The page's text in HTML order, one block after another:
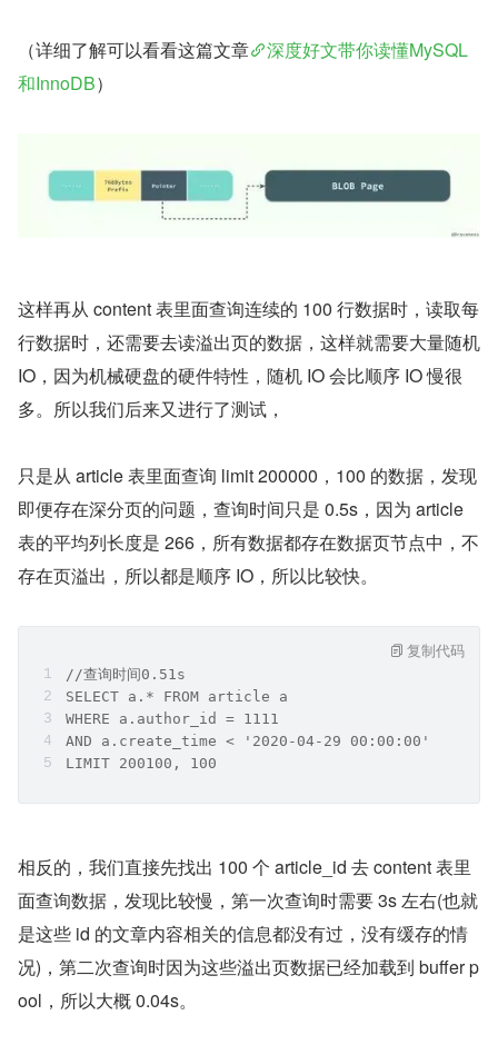
（详细了解可以看看这篇文章
深度好文带你读懂MySQL
和InnoDB）
这样再从 content 表里面查询连续的 100 行数据时，读取每
行数据时，还需要去读溢出页的数据，这样就需要大量随机
IO，因为机械硬盘的硬件特性，随机 IO 会比顺序 IO 慢很
多。所以我们后来又进行了测试，
只是从 article 表里面查询 limit 200000，100 的数据，发现
即便存在深分页的问题，查询时间只是 0.5s，因为 article
表的平均列长度是 266，所有数据都存在数据页节点中，不
存在页溢出，所以都是顺序 IO，所以比较快。
//查询时间0.51s
SELECT a.* FROM article a
WHERE a.author_id = 1111
AND a.create_time < '2020-04-29 00:00:00'
LIMIT 200100, 100
复制代码
相反的，我们直接先找出 100 个 article_id 去 content 表里
面查询数据，发现比较慢，第一次查询时需要 3s 左右(也就
是这些 id 的文章内容相关的信息都没有过，没有缓存的情
况)，第二次查询时因为这些溢出页数据已经加载到 buffer p
ool，所以大概 0.04s。